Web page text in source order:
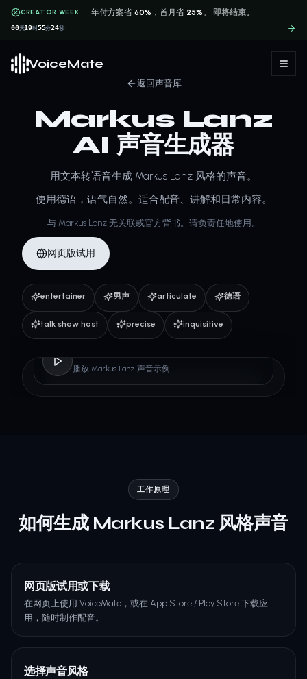
CREATOR WEEK 年付方案省60% ，首月省 25%。 即将结束。
00天19时55分24秒
VoiceMate
返回声音库
Markus Lanz
AI 声音生成器
用文本转语音生成 Markus Lanz 风格的声音。
使用德语，语气自然。适合配音、讲解和日常内容。
与 Markus Lanz 无关联或官方背书。请负责任地使用。
网页版试用
entertainer 男声 articulate 德语
talk show host precise inquisitive
播放 Markus Lanz 声音示例
工作原理
如何生成 Markus Lanz 风格声音
网页版试用或下载
在网页上使用 VoiceMate，或在 App Store / Play Store 下载应
用，随时制作配音。
选择声音风格